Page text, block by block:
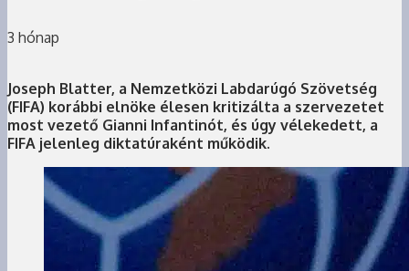
3 hónap
Joseph Blatter, a Nemzetközi Labdarúgó Szövetség
(FIFA) korábbi elnöke élesen kritizálta a szervezetet
most vezető Gianni Infantinót, és úgy vélekedett, a
FIFA jelenleg diktatúraként működik.